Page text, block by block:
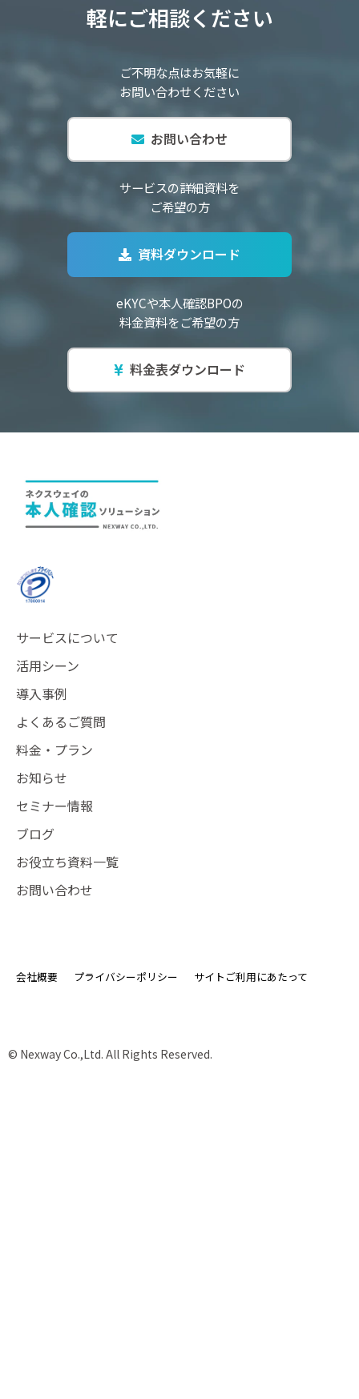
軽にご相談ください
ご不明な点はお気軽に
お問い合わせください
お問い合わせ
サービスの詳細資料を
ご希望の方
資料ダウンロード
eKYCや本人確認BPOの
料金資料をご希望の方
料金表ダウンロード
サービスについて
活用シーン
導入事例
よくあるご質問
料金・プラン
お知らせ
セミナー情報
ブログ
お役立ち資料一覧
お問い合わせ
会社概要 プライバシーポリシー サイトご利用にあたって
© Nexway Co.,Ltd. All Rights Reserved.